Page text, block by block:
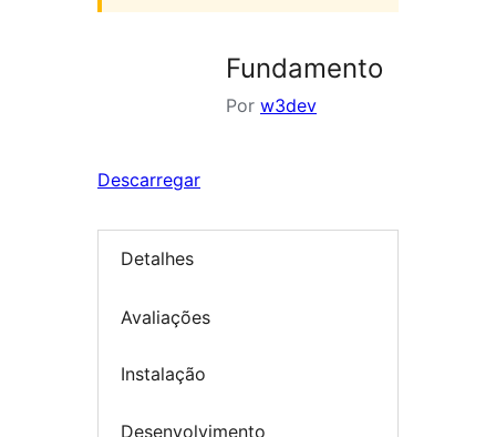
Fundamento
Por w3dev
Descarregar
Detalhes
Avaliações
Instalação
Desenvolvimento